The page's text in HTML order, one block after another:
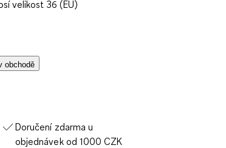
velikost 36 (EU)
obchodě
Doručení zdarma u
objednávek od 1000 CZK